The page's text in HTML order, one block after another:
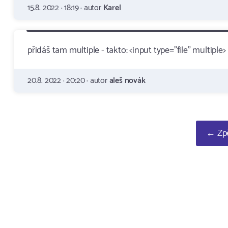
15.8. 2022 · 18:19 · autorKarel
přidáš tam multiple - takto: <input type="file" multiple>
20.8. 2022 · 20:20 · autoraleš novák
←